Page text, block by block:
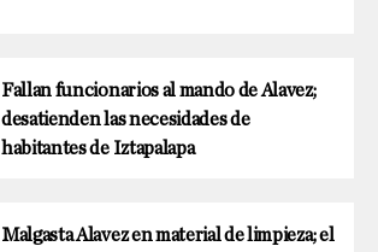
Fallan funcionarios al mando de Alavez;
desatienden las necesidades de
habitantes de Iztapalapa
Malgasta Alavez en material de limpieza; el